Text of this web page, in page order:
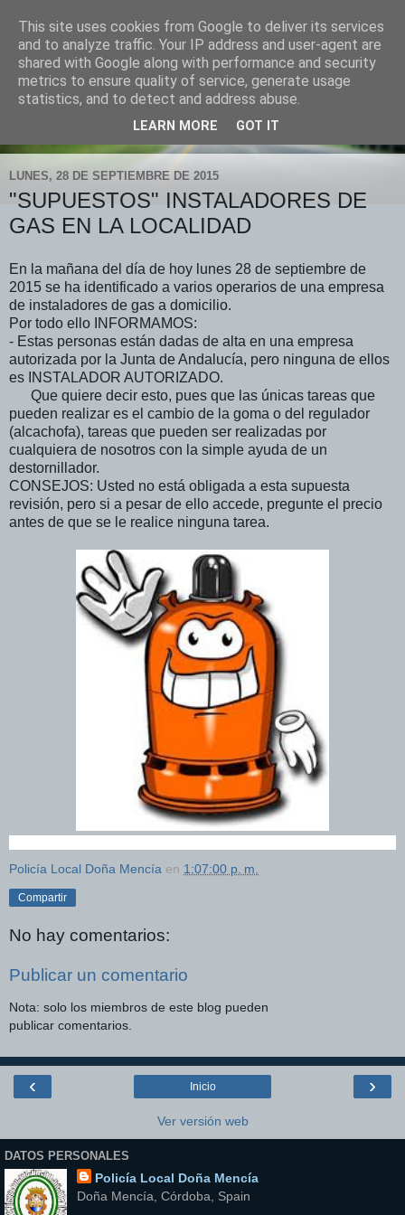
POLICÍA LOCAL "DOÑA
MENCÍA"
tlfno. 619 903 748 fax 957 748 026
LUNES, 28 DE SEPTIEMBRE DE 2015
"SUPUESTOS" INSTALADORES DE
GAS EN LA LOCALIDAD
En la mañana del día de hoy lunes 28 de septiembre de
2015 se ha identificado a varios operarios de una empresa
de instaladores de gas a domicilio.
Por todo ello INFORMAMOS:
- Estas personas están dadas de alta en una empresa
autorizada por la Junta de Andalucía, pero ninguna de ellos
es INSTALADOR AUTORIZADO.
Que quiere decir esto, pues que las únicas tareas que
pueden realizar es el cambio de la goma o del regulador
(alcachofa), tareas que pueden ser realizadas por
cualquiera de nosotros con la simple ayuda de un
destornillador.
CONSEJOS: Usted no está obligada a esta supuesta
revisión, pero si a pesar de ello accede, pregunte el precio
antes de que se le realice ninguna tarea.
Policía Local Doña Mencía en 1:07:00 p. m.
Compartir
No hay comentarios:
Publicar un comentario
Nota: solo los miembros de este blog pueden
publicar comentarios.
‹ ›
Inicio
Ver versión web
DATOS PERSONALES
Policía Local Doña Mencía
Doña Mencía, Córdoba, Spain
This site uses cookies from Google to deliver its services
and to analyze traffic. Your IP address and user-agent are
shared with Google along with performance and security
metrics to ensure quality of service, generate usage
statistics, and to detect and address abuse.
LEARN MORE GOT IT